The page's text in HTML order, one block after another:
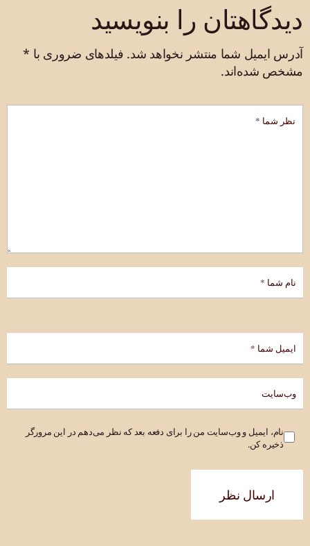
دیدگاهتان را بنویسید
آدرس ایمیل شما منتشر نخواهد شد. فیلدهای ضروری با *
مشخص شده‌اند.
نام، ایمیل و وب‌سایت من را برای دفعه بعد که نظر می‌دهم در این مرورگر
ذخیره کن.
ارسال نظر